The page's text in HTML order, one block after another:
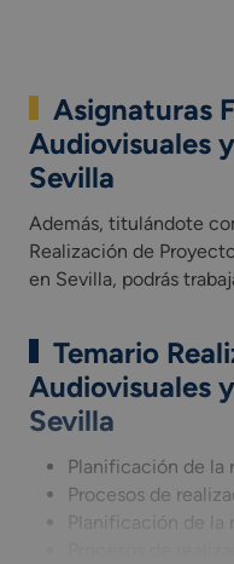
Asignaturas
Audiovisuales
Sevilla
Además, titulándote
Además, titulándote
Realización de
en Sevilla, podrás
Temario
Audiovisuales
Sevilla
Planificación de la
Procesos de
Planificación de la